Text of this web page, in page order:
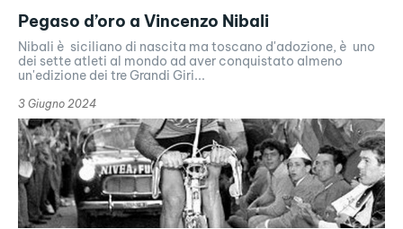
Pegaso d’oro a Vincenzo Nibali
Nibali è siciliano di nascita ma toscano d'adozione, è uno
dei sette atleti al mondo ad aver conquistato almeno
un'edizione dei tre Grandi Giri...
3 Giugno 2024